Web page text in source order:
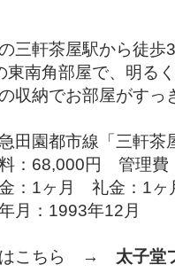
三軒茶屋駅から徒
東南角部屋で、明る
収納でお部屋がすっ
急田園都市線「三軒
料：68,000円 管理費
金：1ヶ月 礼金：1ヶ
月：1993年12月
はこちら → 太子堂